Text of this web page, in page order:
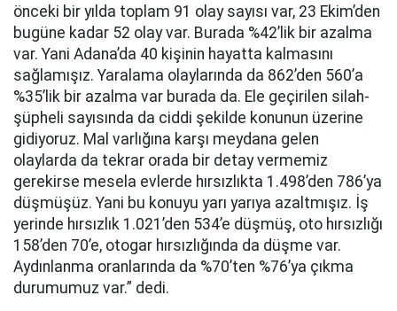
önceki bir yılda toplam 91 olay sayısı var, 23 Ekim’den
bugüne kadar 52 olay var. Burada %42’lik bir azalma
var. Yani Adana’da 40 kişinin hayatta kalmasını
sağlamışız. Yaralama olaylarında da 862’den 560’a
%35’lik bir azalma var burada da. Ele geçirilen silah-
şüpheli sayısında da ciddi şekilde konunun üzerine
gidiyoruz. Mal varlığına karşı meydana gelen
olaylarda da tekrar orada bir detay vermemiz
gerekirse mesela evlerde hırsızlıkta 1.498’den 786’ya
düşmüşüz. Yani bu konuyu yarı yarıya azaltmışız. İş
yerinde hırsızlık 1.021’den 534’e düşmüş, oto hırsızlığı
158’den 70’e, otogar hırsızlığında da düşme var.
Aydınlanma oranlarında da %70’ten %76’ya çıkma
durumumuz var.” dedi.